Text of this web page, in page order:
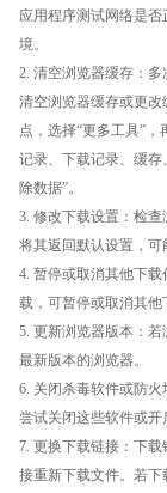
应用程序测试网络是
境。
2. 清空浏览器缓存：
清空浏览器缓存或更改
点，选择“更多工具”
记录、下载记录、缓存
除数据”。
3. 修改下载设置：检
将其返回默认设置，可
4. 暂停或取消其他下
载，可暂停或取消其他
5. 更新浏览器版本：
最新版本的浏览器。
6. 关闭杀毒软件或防
尝试关闭这些软件或开
7. 更换下载链接：下
接重新下载文件。若下